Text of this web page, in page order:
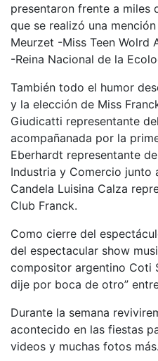
presentaron frente a miles
que se realizó una
Meurzet -Miss Teen Wolrd
-Reina Nacional de la
También todo el humor
y la elección de Miss
Giudicatti representante
acompañanada por la
Eberhardt representante
Industria y Comercio junto
Candela Luisina Calza
Club Franck.
Como cierre del
del espectacular show
compositor argentino Coti
dije por boca de otro”
Durante la semana
acontecido en las fiestas
videos y muchas fotos más.